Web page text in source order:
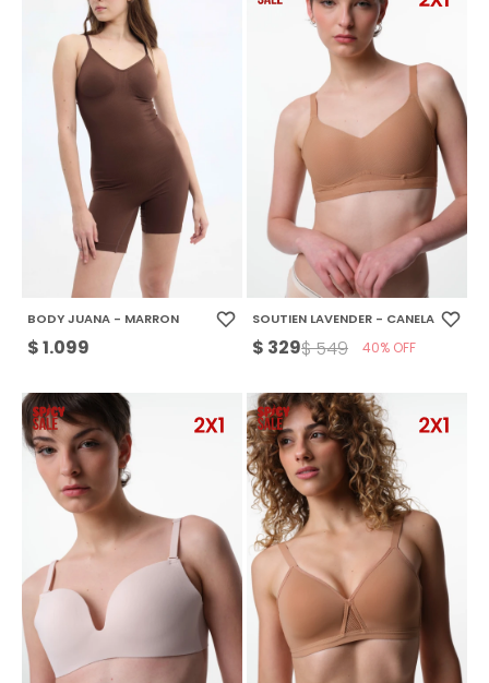
BODY JUANA - MARRON
$1.099
SOUTIEN LAVENDER - CANELA
$ 329$549 40